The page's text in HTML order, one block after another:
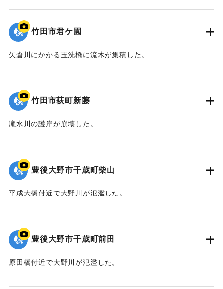
｜固有コード:09922052
竹田市君ケ園
矢倉川にかかる玉洗橋に流木が集積した。
｜固有コード:09922051
竹田市荻町新藤
滝水川の護岸が崩壊した。
｜固有コード:09922050
豊後大野市千歳町柴山
平成大橋付近で大野川が氾濫した。
｜固有コード:09922049
豊後大野市千歳町前田
原田橋付近で大野川が氾濫した。
｜固有コード:09922048